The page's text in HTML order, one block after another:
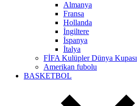
Almanya
Fransa
Hollanda
İngiltere
İspanya
İtalya
FİFA Kulüpler Dünya Kupası
Amerikan fubolu
BASKETBOL